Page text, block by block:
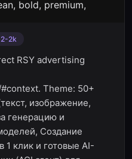
2-2k
RSY advertising
Theme: 50+
изображение,
генерацию и
Создание
1 клик и готовые AI-